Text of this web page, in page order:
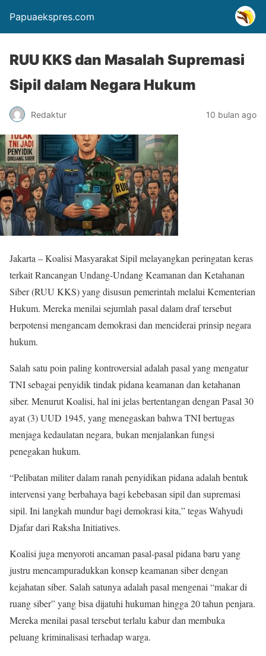
Papuaekspres.com
RUU KKS dan Masalah Supremasi
Sipil dalam Negara Hukum
Redaktur 10 bulan ago
Jakarta – Koalisi Masyarakat Sipil melayangkan peringatan keras
terkait Rancangan Undang-Undang Keamanan dan Ketahanan
Siber (RUU KKS) yang disusun pemerintah melalui Kementerian
Hukum. Mereka menilai sejumlah pasal dalam draf tersebut
berpotensi mengancam demokrasi dan menciderai prinsip negara
hukum.
Salah satu poin paling kontroversial adalah pasal yang mengatur
TNI sebagai penyidik tindak pidana keamanan dan ketahanan
siber. Menurut Koalisi, hal ini jelas bertentangan dengan Pasal 30
ayat (3) UUD 1945, yang menegaskan bahwa TNI bertugas
menjaga kedaulatan negara, bukan menjalankan fungsi
penegakan hukum.
“Pelibatan militer dalam ranah penyidikan pidana adalah bentuk
intervensi yang berbahaya bagi kebebasan sipil dan supremasi
sipil. Ini langkah mundur bagi demokrasi kita,” tegas Wahyudi
Djafar dari Raksha Initiatives.
Koalisi juga menyoroti ancaman pasal-pasal pidana baru yang
justru mencampuradukkan konsep keamanan siber dengan
kejahatan siber. Salah satunya adalah pasal mengenai “makar di
ruang siber” yang bisa dijatuhi hukuman hingga 20 tahun penjara.
Mereka menilai pasal tersebut terlalu kabur dan membuka
peluang kriminalisasi terhadap warga.